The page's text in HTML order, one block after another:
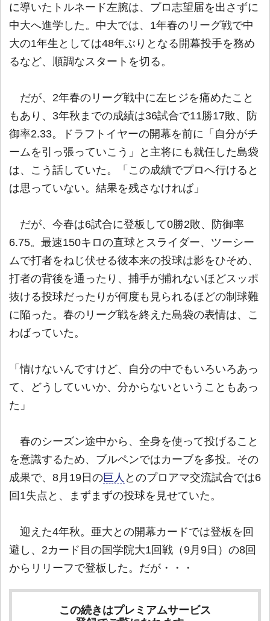
に導いたトルネード左腕は、プロ志望届を出さずに
中大へ進学した。中大では、1年春のリーグ戦で中
大の1年生としては48年ぶりとなる開幕投手を務め
るなど、順調なスタートを切る。
だが、2年春のリーグ戦中に左ヒジを痛めたこと
もあり、3年秋までの成績は36試合で11勝17敗、防
御率2.33。ドラフトイヤーの開幕を前に「自分がチ
ームを引っ張っていこう」と主将にも就任した島袋
は、こう話していた。「この成績でプロへ行けると
は思っていない。結果を残さなければ」
だが、今春は6試合に登板して0勝2敗、防御率
6.75。最速150キロの直球とスライダー、ツーシー
ムで打者をねじ伏せる彼本来の投球は影をひそめ、
打者の背後を通ったり、捕手が捕れないほどスッポ
抜ける投球だったりが何度も見られるほどの制球難
に陥った。春のリーグ戦を終えた島袋の表情は、こ
わばっていた。
「情けないんですけど、自分の中でもいろいろあっ
て、どうしていいか、分からないということもあっ
た」
春のシーズン途中から、全身を使って投げること
を意識するため、ブルペンではカーブを多投。その
成果で、8月19日の巨人 とのプロアマ交流試合では6
回1失点と、まずまずの投球を見せていた。
迎えた4年秋。亜大との開幕カードでは登板を回
避し、2カード目の国学院大1回戦（9月9日）の8回
からリリーフで登板した。だが・・・
この続きはプレミアムサービス